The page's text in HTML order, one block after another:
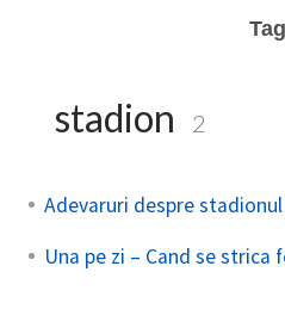
Tag
stadion 2
Adevaruri despre
Una pe zi – Cand se strica